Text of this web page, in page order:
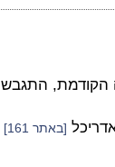
הקודמת, התגבש
[באתר 161]